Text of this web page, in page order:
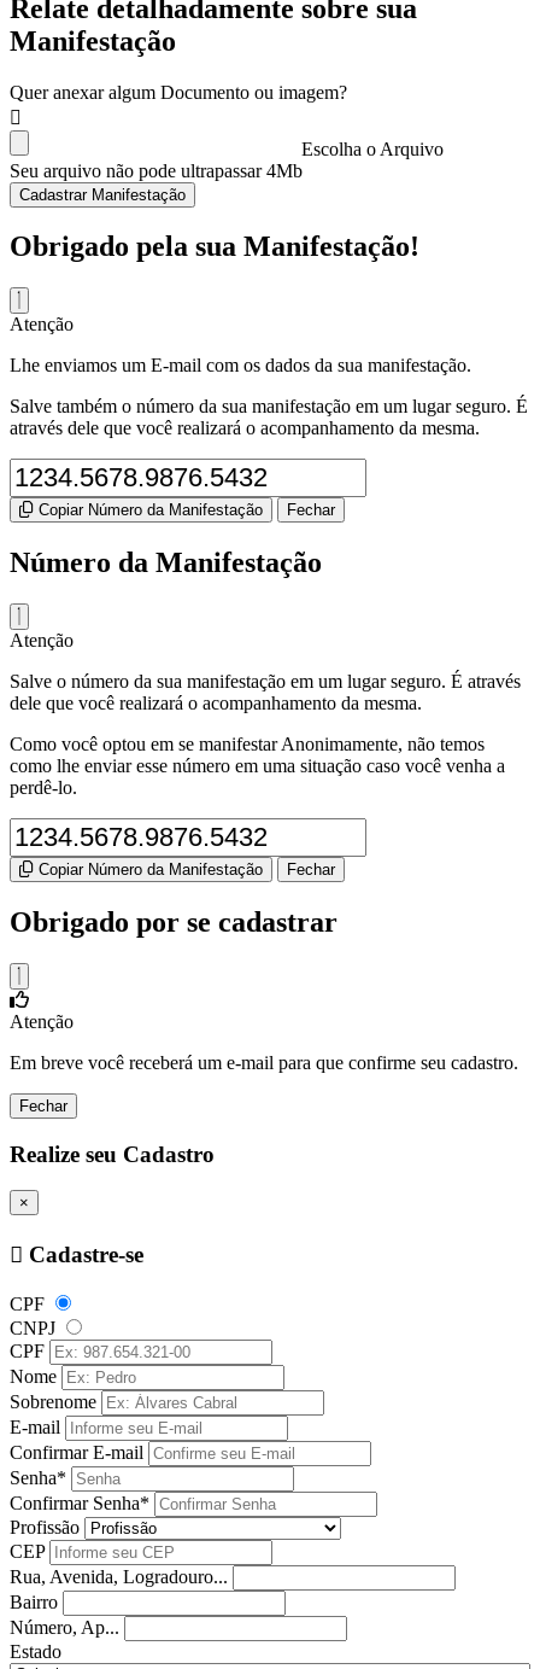
Relate detalhadamente sobre sua
Manifestação
Quer anexar algum Documento ou imagem?
Escolha o Arquivo
Seu arquivo não pode ultrapassar 4Mb
Cadastrar Manifestação
Obrigado pela sua Manifestação!
Atenção
Lhe enviamos um E-mail com os dados da sua manifestação.
Salve também o número da sua manifestação em um lugar seguro. É
através dele que você realizará o acompanhamento da mesma.
Copiar Número da Manifestação Fechar
Número da Manifestação
Atenção
Salve o número da sua manifestação em um lugar seguro. É através
dele que você realizará o acompanhamento da mesma.
Como você optou em se manifestar Anonimamente, não temos
como lhe enviar esse número em uma situação caso você venha a
perdê-lo.
Copiar Número da Manifestação Fechar
Obrigado por se cadastrar
Atenção
Em breve você receberá um e-mail para que confirme seu cadastro.
Fechar
Realize seu Cadastro
×
Cadastre-se
CPF
CNPJ
CPF
Nome
Sobrenome
E-mail
Confirmar E-mail
Senha*
Confirmar Senha*
Profissão
CEP
Rua, Avenida, Logradouro...
Bairro
Número, Ap...
Estado